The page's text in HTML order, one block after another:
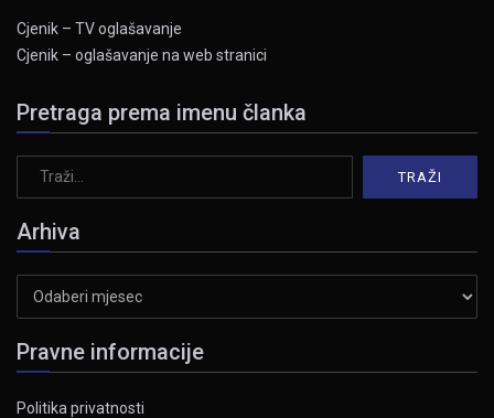
Cjenik – TV oglašavanje
Cjenik – oglašavanje na web stranici
Pretraga prema imenu članka
Arhiva
Pravne informacije
Politika privatnosti